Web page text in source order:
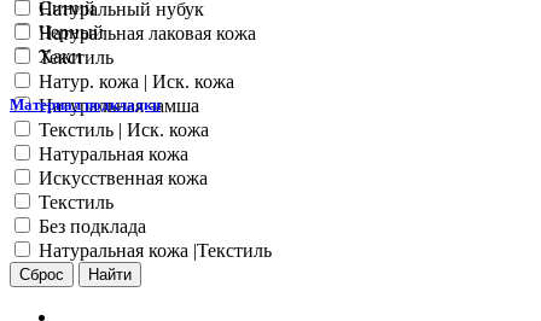
Синий
Черный
Хаки
Натуральный нубук
Натуральная лаковая кожа
Текстиль
Натур. кожа | Иск. кожа
Натуральная замша
Текстиль | Иск. кожа
Материал подкладки
Натуральная кожа
Искусственная кожа
Текстиль
Без подклада
Натуральная кожа |Текстиль
Сброс Найти